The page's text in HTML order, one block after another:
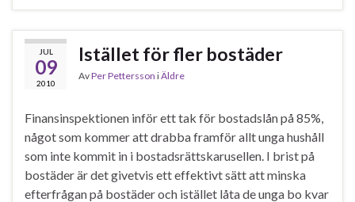
JUL
09
2010
Istället för fler bostäder
AvPer Pettersson iÄldre
Finansinspektionen inför ett tak för bostadslån på 85%,
något som kommer att drabba framför allt unga hushåll
som inte kommit in i bostadsrättskarusellen. I brist på
bostäder är det givetvis ett effektivt sätt att minska
efterfrågan på bostäder och istället låta de unga bo kvar